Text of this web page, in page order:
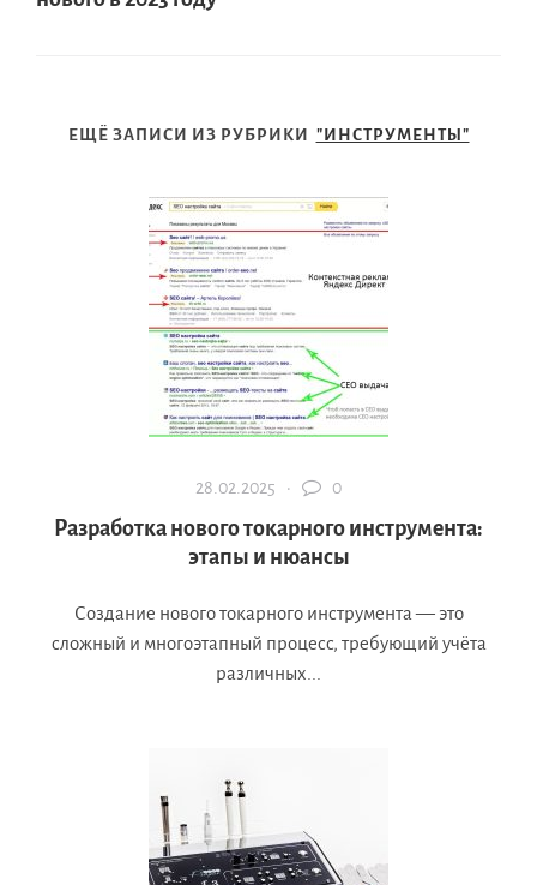
ЕЩЁ ЗАПИСИ ИЗ РУБРИКИ "ИНСТРУМЕНТЫ"
28.02.2025 · 0
Разработка нового токарного инструмента:
этапы и нюансы
Создание нового токарного инструмента — это
сложный и многоэтапный процесс, требующий учёта
различных...